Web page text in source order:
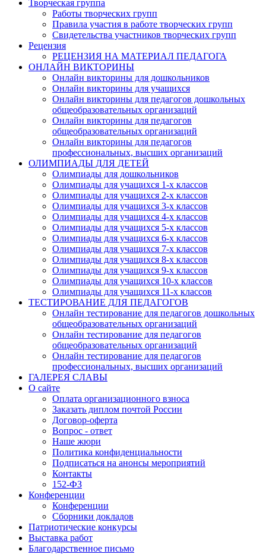
Творческая группа
Работы творческих групп
Правила участия в работе творческих групп
Свидетельства участников творческих групп
Рецензия
РЕЦЕНЗИЯ НА МАТЕРИАЛ ПЕДАГОГА
ОНЛАЙН ВИКТОРИНЫ
Онлайн викторины для дошкольников
Онлайн викторины для учащихся
Онлайн викторины для педагогов дошкольных
общеобразовательных организаций
Онлайн викторины для педагогов
общеобразовательных организаций
Онлайн викторины для педагогов
профессиональных, высших организаций
ОЛИМПИАДЫ ДЛЯ ДЕТЕЙ
Олимпиады для дошкольников
Олимпиады для учащихся 1-х классов
Олимпиады для учащихся 2-х классов
Олимпиады для учащихся 3-х классов
Олимпиады для учащихся 4-х классов
Олимпиады для учащихся 5-х классов
Олимпиады для учащихся 6-х классов
Олимпиады для учащихся 7-х классов
Олимпиады для учащихся 8-х классов
Олимпиады для учащихся 9-х классов
Олимпиады для учащихся 10-х классов
Олимпиады для учащихся 11-х классов
ТЕСТИРОВАНИЕ ДЛЯ ПЕДАГОГОВ
Онлайн тестирование для педагогов дошкольных
общеобразовательных организаций
Онлайн тестирование для педагогов
общеобразовательных организаций
Онлайн тестирование для педагогов
профессиональных, высших организаций
ГАЛЕРЕЯ СЛАВЫ
О сайте
Оплата организационного взноса
Заказать диплом почтой России
Договор-оферта
Вопрос - ответ
Наше жюри
Политика конфиденциальности
Подписаться на анонсы мероприятий
Контакты
152-ФЗ
Конференции
Конференции
Сборники докладов
Патриотические конкурсы
Выставка работ
Благодарственное письмо
Анонсы конкурсов
Подпишитесь на анонсы сегодня и узнавайте
о самом важном.
Email
Организация
Нажимая на кнопку, вы даете согласие на обработку своих